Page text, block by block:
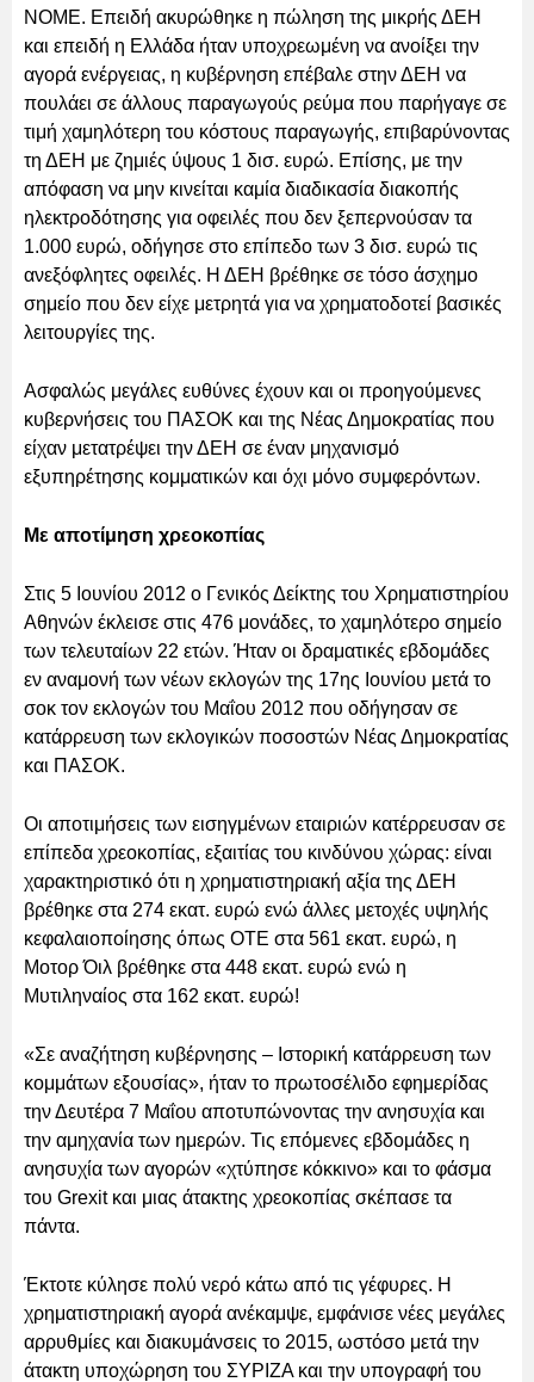
ΝΟΜΕ. Επειδή ακυρώθηκε η πώληση της μικρής ΔΕΗ
και επειδή η Ελλάδα ήταν υποχρεωμένη να ανοίξει την
αγορά ενέργειας, η κυβέρνηση επέβαλε στην ΔΕΗ να
πουλάει σε άλλους παραγωγούς ρεύμα που παρήγαγε σε
τιμή χαμηλότερη του κόστους παραγωγής, επιβαρύνοντας
τη ΔΕΗ με ζημιές ύψους 1 δισ. ευρώ. Επίσης, με την
απόφαση να μην κινείται καμία διαδικασία διακοπής
ηλεκτροδότησης για οφειλές που δεν ξεπερνούσαν τα
1.000 ευρώ, οδήγησε στο επίπεδο των 3 δισ. ευρώ τις
ανεξόφλητες οφειλές. Η ΔΕΗ βρέθηκε σε τόσο άσχημο
σημείο που δεν είχε μετρητά για να χρηματοδοτεί βασικές
λειτουργίες της.
Ασφαλώς μεγάλες ευθύνες έχουν και οι προηγούμενες
κυβερνήσεις του ΠΑΣΟΚ και της Νέας Δημοκρατίας που
είχαν μετατρέψει την ΔΕΗ σε έναν μηχανισμό
εξυπηρέτησης κομματικών και όχι μόνο συμφερόντων.
Με αποτίμηση χρεοκοπίας
Στις 5 Ιουνίου 2012 ο Γενικός Δείκτης του Χρηματιστηρίου
Αθηνών έκλεισε στις 476 μονάδες, το χαμηλότερο σημείο
των τελευταίων 22 ετών. Ήταν οι δραματικές εβδομάδες
εν αναμονή των νέων εκλογών της 17ης Ιουνίου μετά το
σοκ τον εκλογών του Μαΐου 2012 που οδήγησαν σε
κατάρρευση των εκλογικών ποσοστών Νέας Δημοκρατίας
και ΠΑΣΟΚ.
Οι αποτιμήσεις των εισηγμένων εταιριών κατέρρευσαν σε
επίπεδα χρεοκοπίας, εξαιτίας του κινδύνου χώρας: είναι
χαρακτηριστικό ότι η χρηματιστηριακή αξία της ΔΕΗ
βρέθηκε στα 274 εκατ. ευρώ ενώ άλλες μετοχές υψηλής
κεφαλαιοποίησης όπως ΟΤΕ στα 561 εκατ. ευρώ, η
Μοτορ Όιλ βρέθηκε στα 448 εκατ. ευρώ ενώ η
Μυτιληναίος στα 162 εκατ. ευρώ!
«Σε αναζήτηση κυβέρνησης – Ιστορική κατάρρευση των
κομμάτων εξουσίας», ήταν το πρωτοσέλιδο εφημερίδας
την Δευτέρα 7 Μαΐου αποτυπώνοντας την ανησυχία και
την αμηχανία των ημερών. Τις επόμενες εβδομάδες η
ανησυχία των αγορών «χτύπησε κόκκινο» και το φάσμα
του Grexit και μιας άτακτης χρεοκοπίας σκέπασε τα
πάντα.
Έκτοτε κύλησε πολύ νερό κάτω από τις γέφυρες. Η
χρηματιστηριακή αγορά ανέκαμψε, εμφάνισε νέες μεγάλες
αρρυθμίες και διακυμάνσεις το 2015, ωστόσο μετά την
άτακτη υποχώρηση του ΣΥΡΙΖΑ και την υπογραφή του